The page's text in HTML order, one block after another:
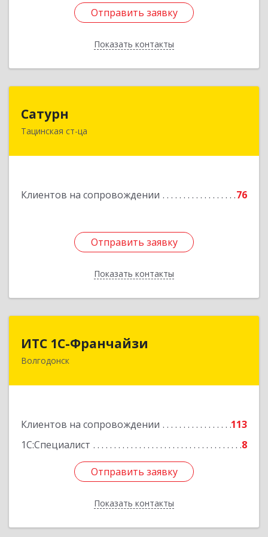
Отправить заявку
Показать контакты
Отправить заявку
Назад
Сатурн
Тацинская ст-ца
Клиентов на сопровождении 76
Отправить заявку
Показать контакты
347060, Ростовская область, Тацинский район,
Отправить заявку
Назад
ИТС 1С-Франчайзи
Волгодонск
Клиентов на сопровождении
113
1С:Специалист
8
Отправить заявку
Показать контакты
ИТС 1С-Франчайзи
347380, Ростовская обл, Волгодонск г, Гагарина
Отправить заявку
Назад